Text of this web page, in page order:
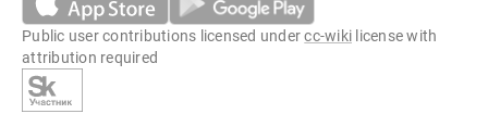
Public user contributions licensed undercc-wiki license with
attribution required